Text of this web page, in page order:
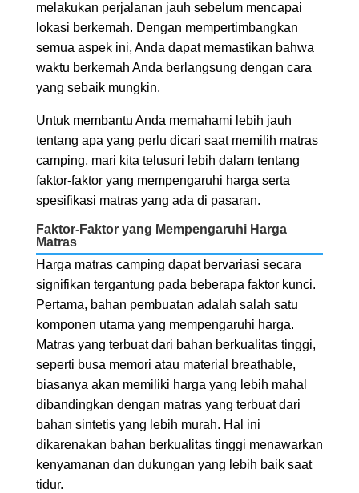
melakukan perjalanan jauh sebelum mencapai
lokasi berkemah. Dengan mempertimbangkan
semua aspek ini, Anda dapat memastikan bahwa
waktu berkemah Anda berlangsung dengan cara
yang sebaik mungkin.
Untuk membantu Anda memahami lebih jauh
tentang apa yang perlu dicari saat memilih matras
camping, mari kita telusuri lebih dalam tentang
faktor-faktor yang mempengaruhi harga serta
spesifikasi matras yang ada di pasaran.
Faktor-Faktor yang Mempengaruhi Harga
Matras
Harga matras camping dapat bervariasi secara
signifikan tergantung pada beberapa faktor kunci.
Pertama, bahan pembuatan adalah salah satu
komponen utama yang mempengaruhi harga.
Matras yang terbuat dari bahan berkualitas tinggi,
seperti busa memori atau material breathable,
biasanya akan memiliki harga yang lebih mahal
dibandingkan dengan matras yang terbuat dari
bahan sintetis yang lebih murah. Hal ini
dikarenakan bahan berkualitas tinggi menawarkan
kenyamanan dan dukungan yang lebih baik saat
tidur.